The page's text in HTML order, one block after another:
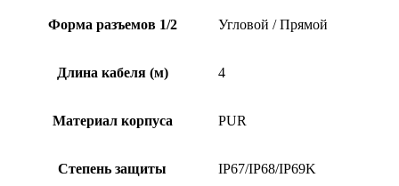
Форма разъемов 1/2 Угловой / Прямой
Длина кабеля (м) 4
Материал корпуса PUR
Степень защиты IP67/IP68/IP69K